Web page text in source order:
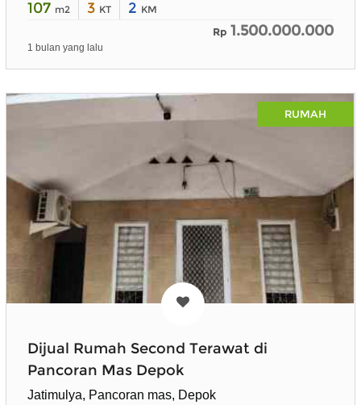
107 m2 3 KT 2 KM
Rp 1.500.000.000
1 bulan yang lalu
RUMAH
Dijual Rumah Second Terawat di
Pancoran Mas Depok
Jatimulya, Pancoran mas, Depok